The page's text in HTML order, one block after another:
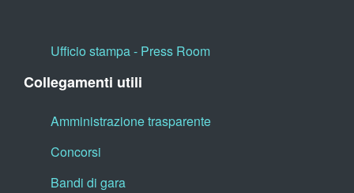
Ufficio stampa - Press Room
Collegamenti utili
Amministrazione trasparente
Concorsi
Bandi di gara